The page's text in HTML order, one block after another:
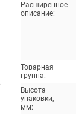
Расширенное
описание:
Товарная
группа:
Высота
упаковки,
мм: